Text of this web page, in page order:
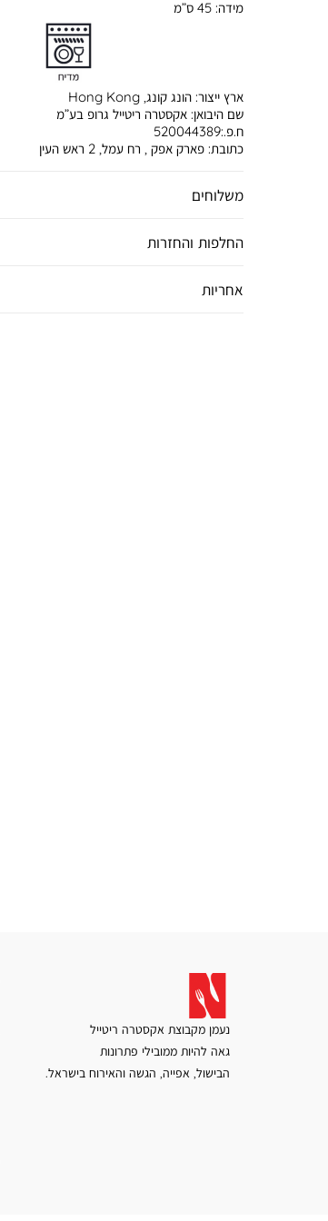
מידה:45 ס”מ
ארץ ייצור:הונג קונג, Hong Kong
שם היבואן:אקסטרה ריטייל גרופ בע”מ
ח.פ.:520044389
כתובת:פארק אפק , רח עמל, 2 ראש העין
משלוחים
החלפות והחזרות
אחריות
נעמן מקבוצת אקסטרה ריטייל
גאה להיות ממובילי פתרונות
הבישול, אפייה, הגשה והאירוח בישראל.